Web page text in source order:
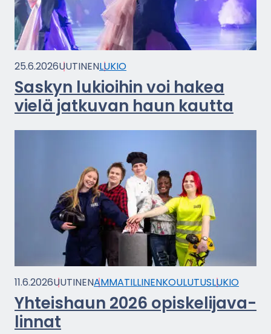
25.6.2026UU­TI­NENLUKIO
Sas­kyn lu­kioi­hin voi hakea
vielä jat­ku­van haun kaut­ta
11.6.2026UU­TI­NENAM­MA­TIL­LI­NEN­KOU­LU­TUSLUKIO
Yh­teis­haun 2026 opis­ke­li­ja­va­
lin­nat